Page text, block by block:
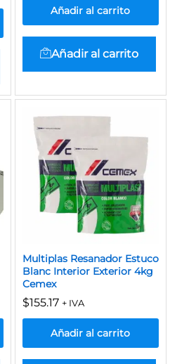
Añadir al carrito
Añadir al carrito
Multiplas Resanador Estuco
Blanc Interior Exterior 4kg
Cemex
$155.17 + IVA
Añadir al carrito